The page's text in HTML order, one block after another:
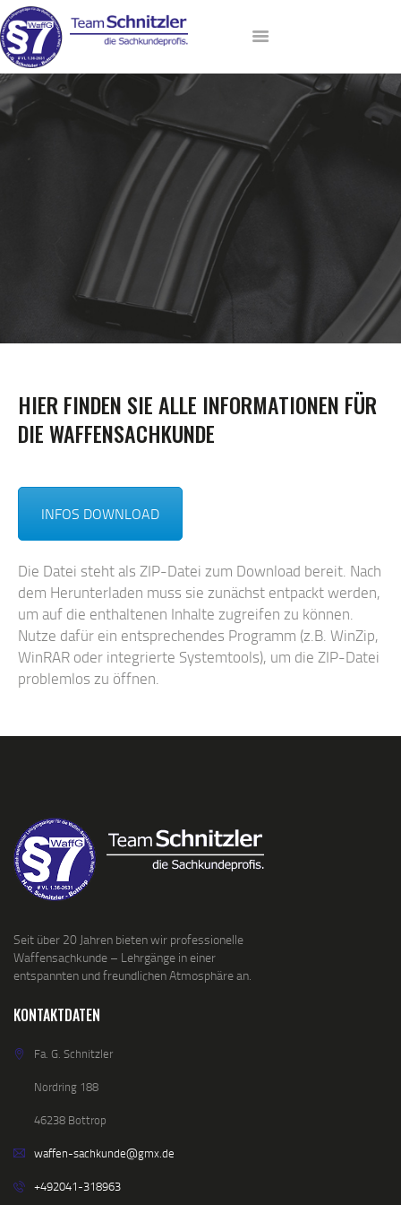
ANMELDUNG
AKTUELLE TERMINE
LEHRGANGSANGEBOT
DAS TEAM
VIP-LOUNGE
KONTAKT
HIER FINDEN SIE ALLE INFORMATIONEN FÜR
DIE WAFFENSACHKUNDE
INFOS DOWNLOAD
Die Datei steht als ZIP-Datei zum Download bereit. Nach
dem Herunterladen muss sie zunächst entpackt werden,
um auf die enthaltenen Inhalte zugreifen zu können.
Nutze dafür ein entsprechendes Programm (z.B. WinZip,
WinRAR oder integrierte Systemtools), um die ZIP-Datei
problemlos zu öffnen.
Seit über 20 Jahren bieten wir professionelle
Waffensachkunde – Lehrgänge in einer
entspannten und freundlichen Atmosphäre an.
KONTAKTDATEN
Fa. G. Schnitzler
Nordring 188
46238 Bottrop
waffen-sachkunde@gmx.de
+492041-318963